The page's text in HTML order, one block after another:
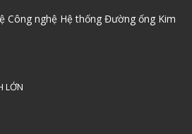
Công nghệ Hệ thống Đường ống Kim
LỚN